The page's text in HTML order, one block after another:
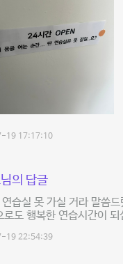
19 17:17:10
의 답글
연습실 못 가실 거라 말씀
도 행복한 연습시간이
19 22:54:39